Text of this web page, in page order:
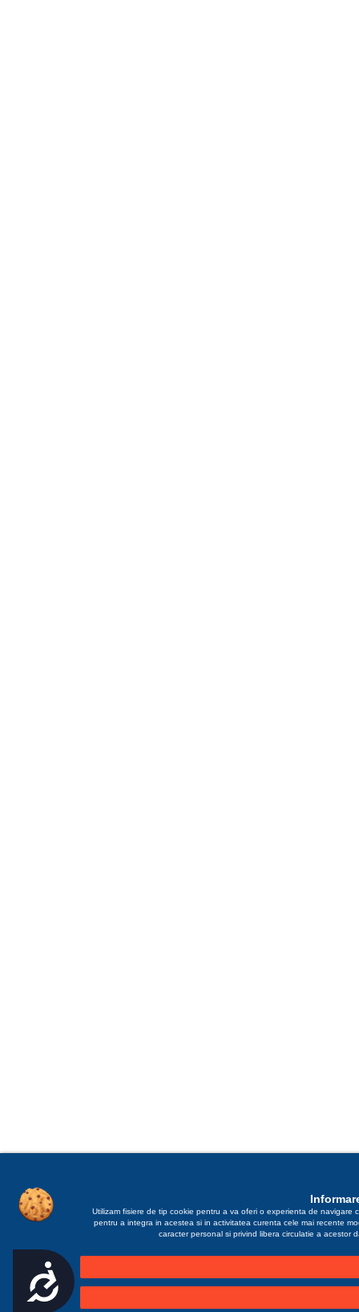
Accesibilitate
Utilizam fisiere de tip cookie pentru a va oferi o experienta de navigare
pentru a integra in acestea si in activitatea curenta cele mai recente
caracter personal si privind libera circulatie a acestor